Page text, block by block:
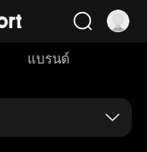
แบรนด์